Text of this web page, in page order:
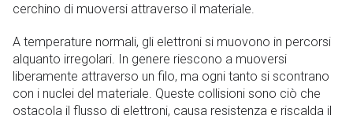
cerchino di muoversi attraverso il materiale.
A temperature normali, gli elettroni si muovono in percorsi
alquanto irregolari. In genere riescono a muoversi
liberamente attraverso un filo, ma ogni tanto si scontrano
con i nuclei del materiale. Queste collisioni sono ciò che
ostacola il flusso di elettroni, causa resistenza e riscalda il